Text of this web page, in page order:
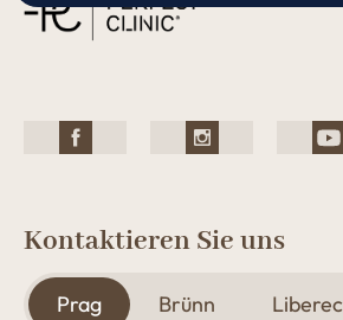
Kontaktieren Sie uns
Prag Brünn Liberec